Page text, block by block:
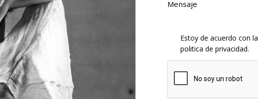
Estoy de acuerdo con la
politica de privacidad.